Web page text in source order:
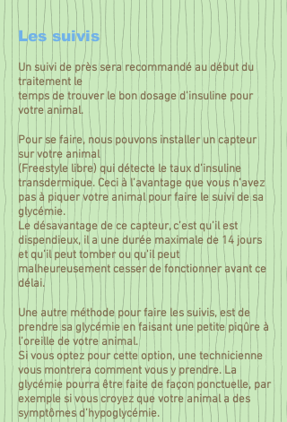
Les suivis
Un suivi de près sera recommandé au début du
traitement le
temps de trouver le bon dosage d’insuline pour
votre animal.
Pour se faire, nous pouvons installer un capteur
sur votre animal
(Freestyle libre) qui détecte le taux d’insuline
transdermique. Ceci à l’avantage que vous n’avez
pas à piquer votre animal pour faire le suivi de sa
glycémie.
Le désavantage de ce capteur, c’est qu’il est
dispendieux, il a une durée maximale de 14 jours
et qu’il peut tomber ou qu'il peut
malheureusement cesser de fonctionner avant ce
délai.
Une autre méthode pour faire les suivis, est de
prendre sa glycémie en faisant une petite piqûre à
l’oreille de votre animal.
Si vous optez pour cette option, une technicienne
vous montrera comment vous y prendre. La
glycémie pourra être faite de façon ponctuelle, par
exemple si vous croyez que votre animal a des
symptômes d’hypoglycémie.